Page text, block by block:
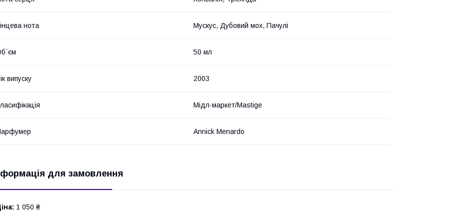
нота Мускус, Дубовий мох, Пачулі
50 мл
випуску 2003
Мідл-маркет/Mastige
Annick Menardo
для замовлення
1 050 ₴